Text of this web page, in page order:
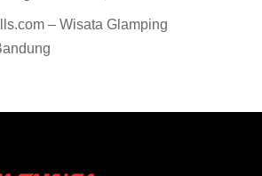
– Wisata Glamping